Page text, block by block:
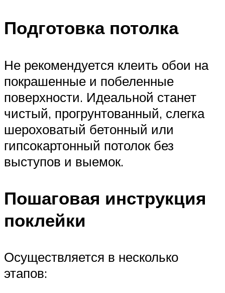
Подготовка потолка
Не рекомендуется клеить обои на
покрашенные и побеленные
поверхности. Идеальной станет
чистый, прогрунтованный, слегка
шероховатый бетонный или
гипсокартонный потолок без
выступов и выемок.
Пошаговая инструкция
поклейки
Осуществляется в несколько
этапов: